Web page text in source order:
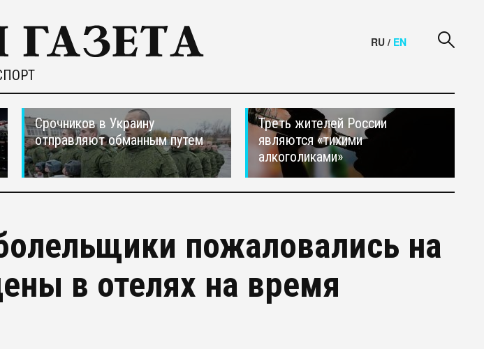
RU / EN
Срочников в Украину
отправляют обманным путем
Треть жителей России
являются «тихими
алкоголиками»
пожаловались на
в отелях на время